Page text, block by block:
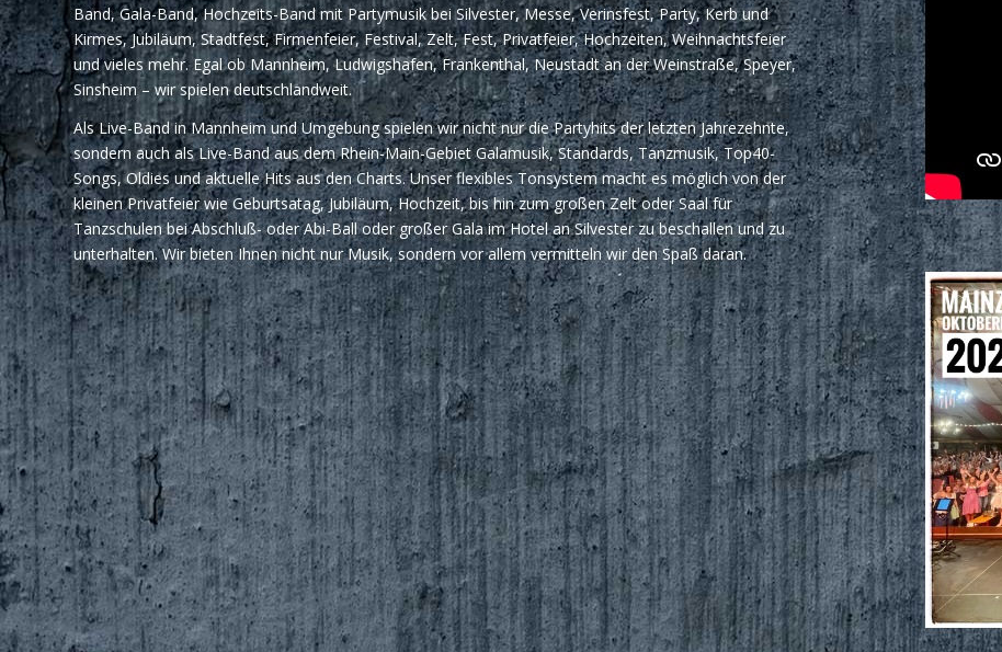
Band, Gala-Band, Hochzeits-Band mit Partymusik bei Silvester, Messe, Verinsfest, Party, Kerb und
Kirmes, Jubiläum, Stadtfest, Firmenfeier, Festival, Zelt, Fest, Privatfeier, Hochzeiten, Weihnachtsfeier
und vieles mehr. Egal ob Mannheim, Ludwigshafen, Frankenthal, Neustadt an der Weinstraße, Speyer,
Sinsheim – wir spielen deutschlandweit.
Als Live-Band in Mannheim und Umgebung spielen wir nicht nur die Partyhits der letzten Jahrezehnte,
sondern auch als Live-Band aus dem Rhein-Main-Gebiet Galamusik, Standards, Tanzmusik, Top40-
Songs, Oldies und aktuelle Hits aus den Charts. Unser flexibles Tonsystem macht es möglich von der
kleinen Privatfeier wie Geburtsatag, Jubiläum, Hochzeit, bis hin zum großen Zelt oder Saal für
Tanzschulen bei Abschluß- oder Abi-Ball oder großer Gala im Hotel an Silvester zu beschallen und zu
unterhalten. Wir bieten Ihnen nicht nur Musik, sondern vor allem vermitteln wir den Spaß daran.